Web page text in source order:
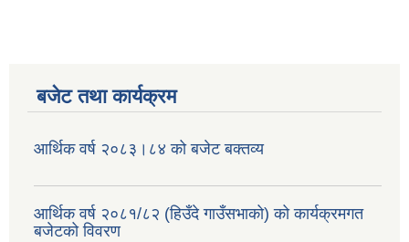
बजेट तथा कार्यक्रम
आर्थिक वर्ष २०८३।८४ को बजेट बक्तव्य
आर्थिक वर्ष २०८१/८२ (हिउँदे गाउँसभाको) को कार्यक्रमगत
बजेटको विवरण